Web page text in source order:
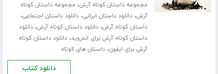
مجموعه داستان کوتاه آرش، مجموعه داستان کوتاه
آرش،دانلود داستان ایرانی،دانلود داستان اجتماعی،
داستان کوتاه آرش،دانلود داستان کوتاه آرش،دانلود
داستان کوتاه آرش برای اندروید،دانلود داستان کوتاه
آرش برای ایفون،داستان های کوتاه
دانلود کتاب